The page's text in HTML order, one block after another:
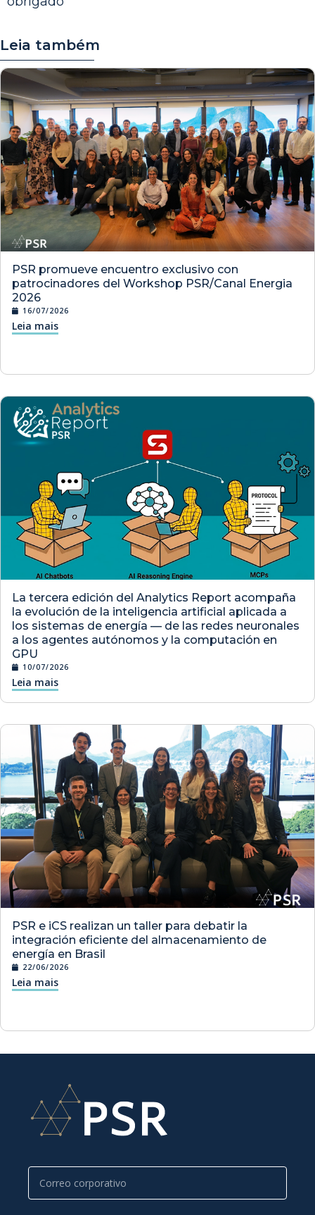
Leia também
PSR promueve encuentro exclusivo con
patrocinadores del Workshop PSR/Canal Energia
2026
16/07/2026
Leia mais
La tercera edición del Analytics Report acompaña
la evolución de la inteligencia artificial aplicada a
los sistemas de energía — de las redes neuronales
a los agentes autónomos y la computación en
GPU
10/07/2026
Leia mais
PSR e iCS realizan un taller para debatir la
integración eficiente del almacenamiento de
energía en Brasil
22/06/2026
Leia mais